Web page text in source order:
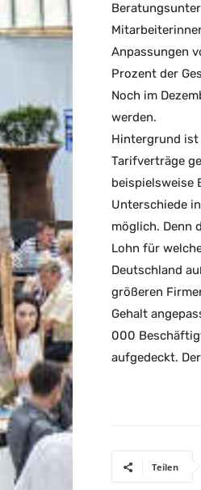
Anpassungen
Prozent der
Noch im
werden.
Hintergrund ist
Tarifverträge
beispielsweise
Unterschiede
möglich. Denn
Lohn für
Deutschland
größeren
Gehalt
000
aufgedeckt.
Teilen